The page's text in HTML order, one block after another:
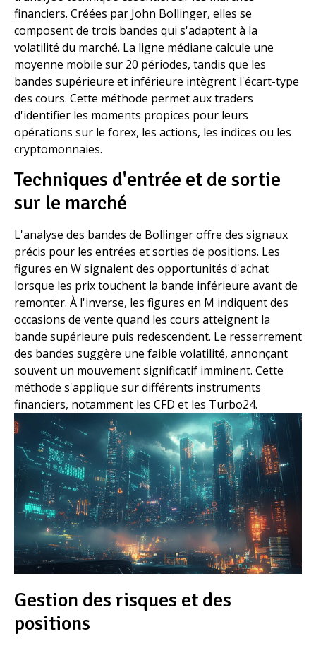
financiers. Créées par John Bollinger, elles se
composent de trois bandes qui s'adaptent à la
volatilité du marché. La ligne médiane calcule une
moyenne mobile sur 20 périodes, tandis que les
bandes supérieure et inférieure intègrent l'écart-type
des cours. Cette méthode permet aux traders
d'identifier les moments propices pour leurs
opérations sur le forex, les actions, les indices ou les
cryptomonnaies.
Techniques d'entrée et de sortie
sur le marché
L'analyse des bandes de Bollinger offre des signaux
précis pour les entrées et sorties de positions. Les
figures en W signalent des opportunités d'achat
lorsque les prix touchent la bande inférieure avant de
remonter. À l'inverse, les figures en M indiquent des
occasions de vente quand les cours atteignent la
bande supérieure puis redescendent. Le resserrement
des bandes suggère une faible volatilité, annonçant
souvent un mouvement significatif imminent. Cette
méthode s'applique sur différents instruments
financiers, notamment les CFD et les Turbo24.
Gestion des risques et des
positions